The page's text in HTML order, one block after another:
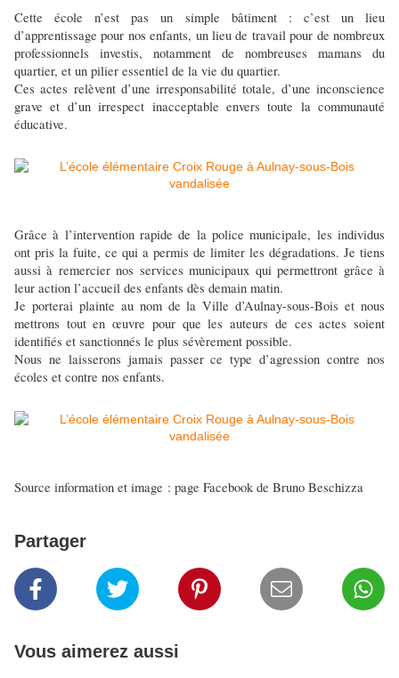
Cette école n’est pas un simple bâtiment : c’est un lieu
d’apprentissage pour nos enfants, un lieu de travail pour de nombreux
professionnels investis, notamment de nombreuses mamans du
quartier, et un pilier essentiel de la vie du quartier.
Ces actes relèvent d’une irresponsabilité totale, d’une inconscience
grave et d’un irrespect inacceptable envers toute la communauté
éducative.
Grâce à l’intervention rapide de la police municipale, les individus
ont pris la fuite, ce qui a permis de limiter les dégradations. Je tiens
aussi à remercier nos services municipaux qui permettront grâce à
leur action l’accueil des enfants dès demain matin.
Je porterai plainte au nom de la Ville d’Aulnay-sous-Bois et nous
mettrons tout en œuvre pour que les auteurs de ces actes soient
identifiés et sanctionnés le plus sévèrement possible.
Nous ne laisserons jamais passer ce type d’agression contre nos
écoles et contre nos enfants.
Source information et image : page Facebook de Bruno Beschizza
Partager
Vous aimerez aussi